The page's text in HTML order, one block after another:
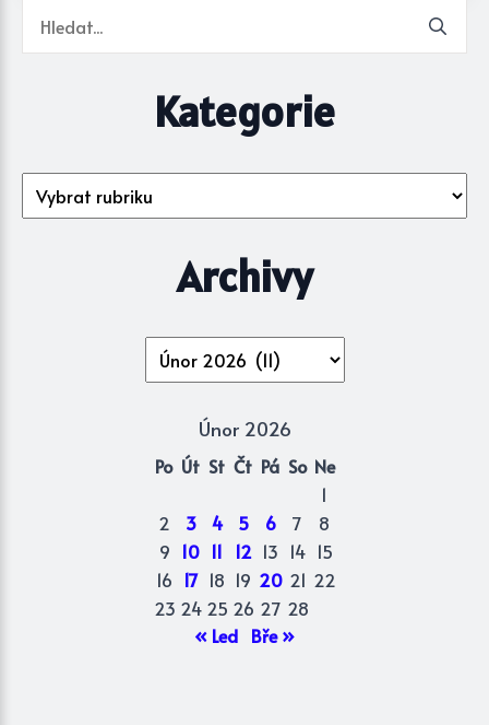
Kategorie
Archivy
Archivy
Únor 2026
Po Út St Čt Pá So Ne
1
2
3 4 5 6 7
8
9 10 11 12 13 14 15
16 17 18 19 20 21 22
23 24 25 26 27 28
« Led Bře »